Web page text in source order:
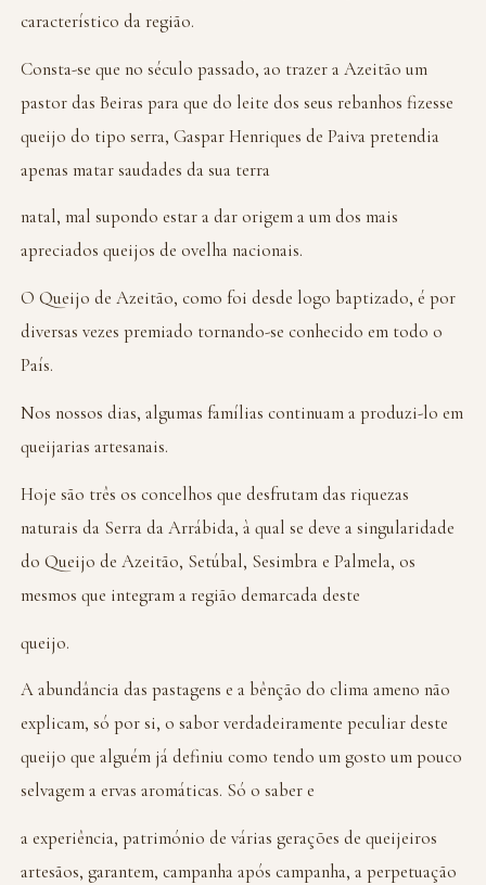
característico da região.
Consta-se que no século passado, ao trazer a Azeitão um
pastor das Beiras para que do leite dos seus rebanhos fizesse
queijo do tipo serra, Gaspar Henriques de Paiva pretendia
apenas matar saudades da sua terra
natal, mal supondo estar a dar origem a um dos mais
apreciados queijos de ovelha nacionais.
O Queijo de Azeitão, como foi desde logo baptizado, é por
diversas vezes premiado tornando-se conhecido em todo o
País.
Nos nossos dias, algumas famílias continuam a produzi-lo em
queijarias artesanais.
Hoje são três os concelhos que desfrutam das riquezas
naturais da Serra da Arrábida, à qual se deve a singularidade
do Queijo de Azeitão, Setúbal, Sesimbra e Palmela, os
mesmos que integram a região demarcada deste
queijo.
A abundância das pastagens e a bênção do clima ameno não
explicam, só por si, o sabor verdadeiramente peculiar deste
queijo que alguém já definiu como tendo um gosto um pouco
selvagem a ervas aromáticas. Só o saber e
a experiência, património de várias gerações de queijeiros
artesãos, garantem, campanha após campanha, a perpetuação